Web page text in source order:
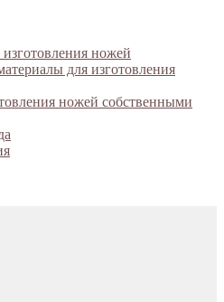
изготовления ножей
для изготовления
ножей собственными